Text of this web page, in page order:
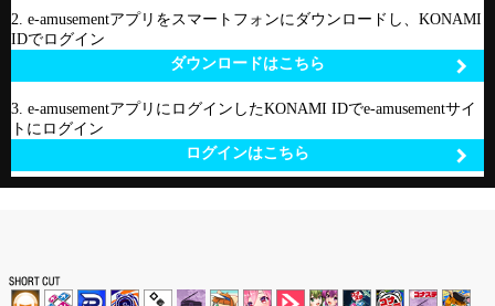
2. e-amusementアプリをスマートフォンにダウンロードし、KONAMI
IDでログイン
ダウンロードはこちら
3. e-amusementアプリにログインしたKONAMI IDでe-amusementサイ
トにログイン
ログインはこちら